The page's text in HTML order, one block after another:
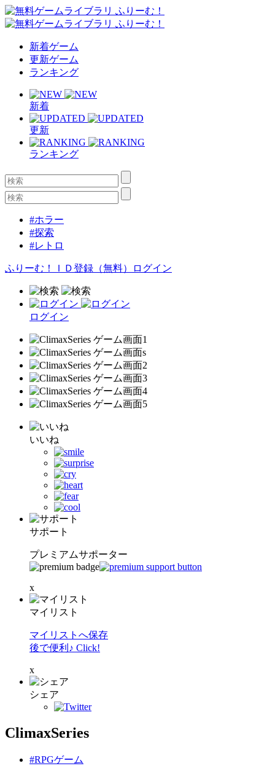
新着ゲーム
更新ゲーム
ランキング
新着
更新
ランキング
#ホラー
#探索
#レトロ
ふりーむ！ＩＤ登録（無料） ログイン
ログイン
いいね
サポート
プレミアムサポーター
x
マイリスト
マイリストへ保存
後で便利♪ Click!
x
シェア
ClimaxSeries
#RPGゲーム